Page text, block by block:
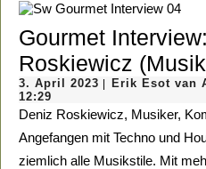
Gourmet
Roskiewicz
3. April 2023 3.
2023
Erik Esot van
12:29
Deniz Roskiewicz, Musiker, Komponist, Produzent.
Angefangen mit Techno und
ziemlich alle Musikstile. Mit